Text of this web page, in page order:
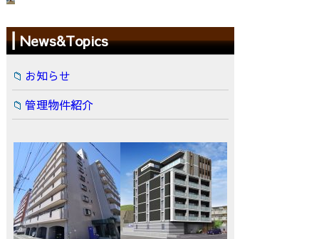
News&Topics
お知らせ
管理物件紹介